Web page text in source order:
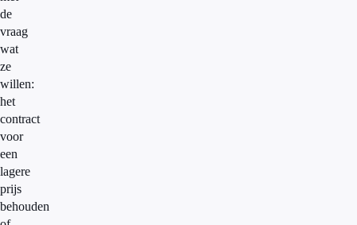
de
vraag
wat
ze
willen:
het
contract
voor
een
lagere
prijs
behouden